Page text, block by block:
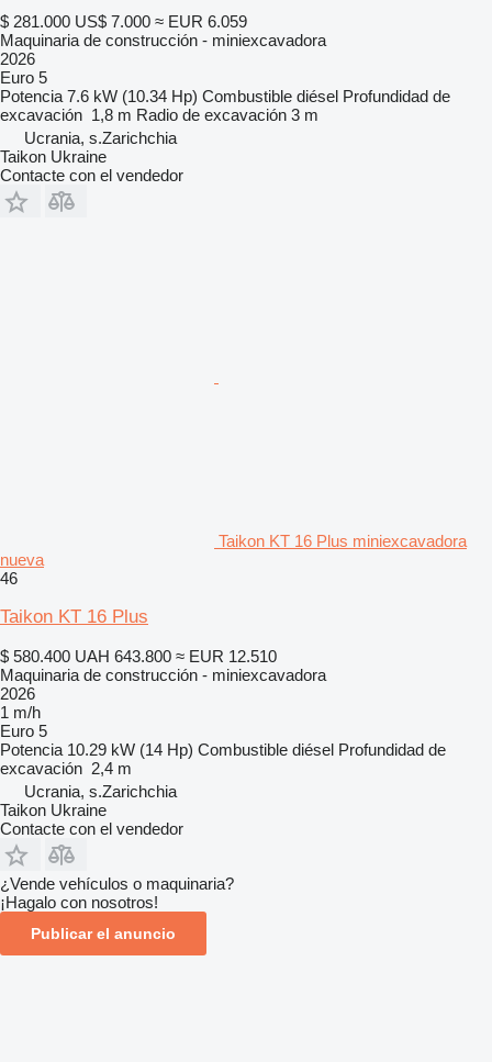
$ 281.000 US$ 7.000 ≈ EUR 6.059
Maquinaria de construcción - miniexcavadora
2026
Euro 5
Potencia 7.6 kW (10.34 Hp) Combustible diésel Profundidad de
excavación 1,8 m Radio de excavación 3 m
Ucrania, s.Zarichchia
Taikon Ukraine
Contacte con el vendedor
Taikon KT 16 Plus miniexcavadora
nueva
46
Taikon KT 16 Plus
$ 580.400 UAH 643.800 ≈ EUR 12.510
Maquinaria de construcción - miniexcavadora
2026
1 m/h
Euro 5
Potencia 10.29 kW (14 Hp) Combustible diésel Profundidad de
excavación 2,4 m
Ucrania, s.Zarichchia
Taikon Ukraine
Contacte con el vendedor
¿Vende vehículos o maquinaria?
¡Hagalo con nosotros!
Publicar el anuncio